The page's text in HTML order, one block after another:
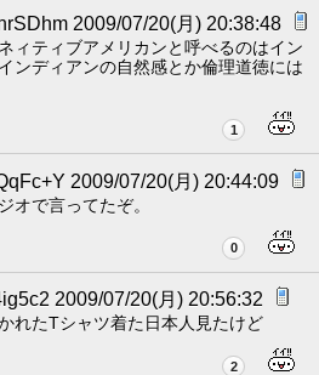
2009/07/20(月) 20:38:48
ィティブアメリカンと呼べるのはイン
ンディアンの自然感とか倫理道徳には
1
2009/07/20(月) 20:44:09
オで言ってたぞ。
0
2009/07/20(月) 20:56:32
れたTシャツ着た日本人見たけど
2